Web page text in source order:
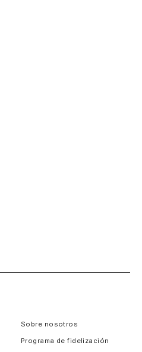
Sobre nosotros
Programa de fidelización